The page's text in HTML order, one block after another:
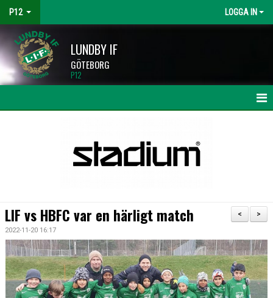
P12 LOGGA IN
LUNDBY IF
GÖTEBORG
P12
TRUPPEN
BILDGALLERI
DOKUMENT
>
<
LIF vs HBFC var en härligt match
2022-11-20 16:17